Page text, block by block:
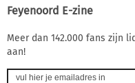
Feyenoord E-zine
Meer dan 142.000 fans zijn
aan!